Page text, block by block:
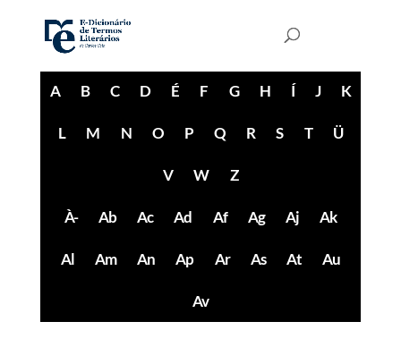
A B C D É F G H Í J K
L M N O P Q R S T Ü
V W Z
À- Ab Ac Ad Af Ag Aj Ak
Al Am An Ap Ar As At Au
Av